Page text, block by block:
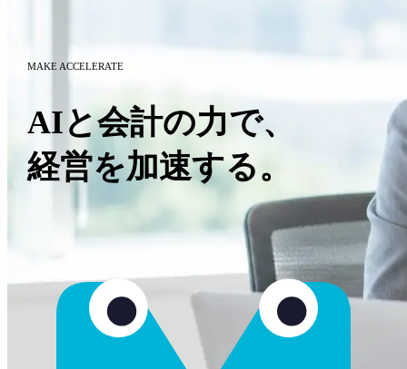
MAKE ACCELERATE
AIと会計の力で、
経営を加速する。